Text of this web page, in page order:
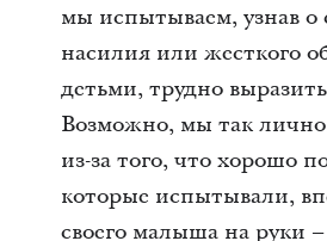
мы испытываем, узнав о
насилия или жесткого
детьми, трудно
Возможно, мы так
из-за того, что хорошо
которые испытывали,
своего малыша на руки